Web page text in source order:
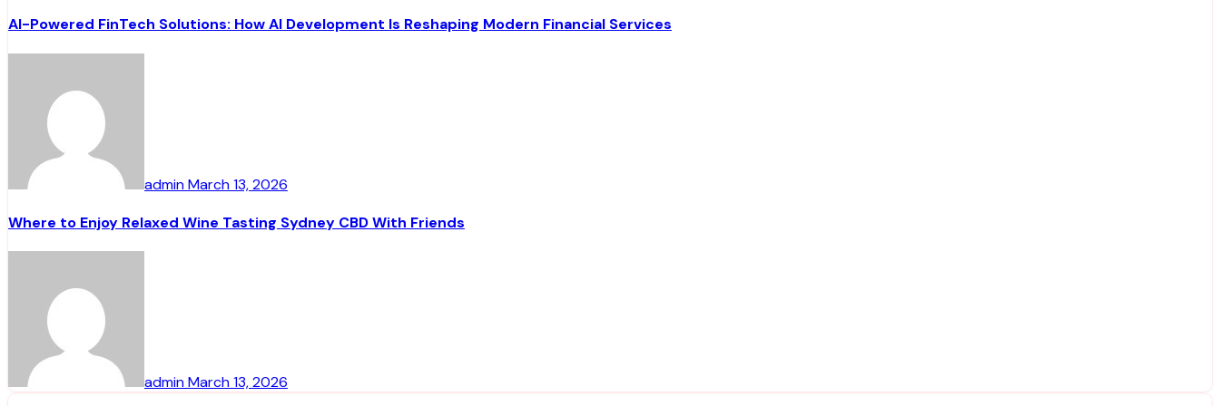
AI-Powered FinTech Solutions: How AI Development Is Reshaping Modern Financial Services
adminMarch 13, 2026
Where to Enjoy Relaxed Wine Tasting Sydney CBD With Friends
adminMarch 13, 2026